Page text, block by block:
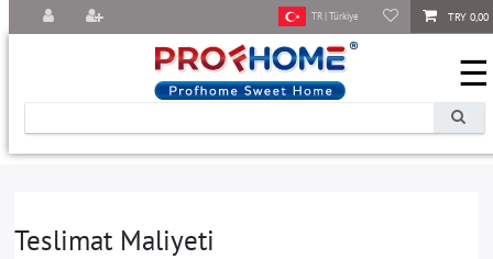
TRY 0,00
TR | Türkiye
☰
Teslimat Maliyeti